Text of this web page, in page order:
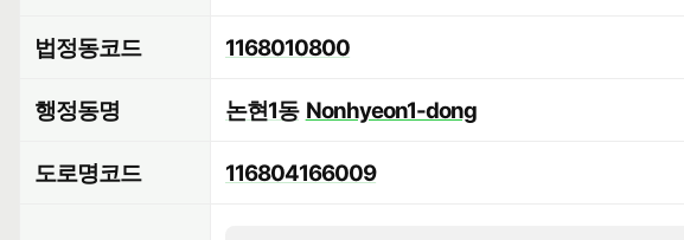
법정동코드 1168010800
행정동명 논현1동 Nonhyeon1-dong
도로명코드 116804166009